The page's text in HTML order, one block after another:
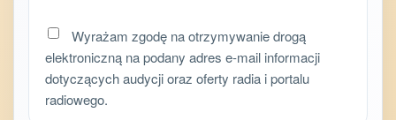
Wyrażam zgodę na otrzymywanie drogą
elektroniczną na podany adres e-mail informacji
dotyczących audycji oraz oferty radia i portalu
radiowego.